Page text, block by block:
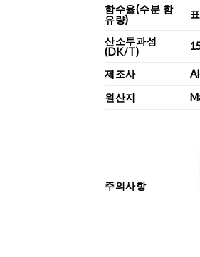
함수율(수분 함
유량)
산소투과성
(DK/T)
제조사
원산지
주의사항